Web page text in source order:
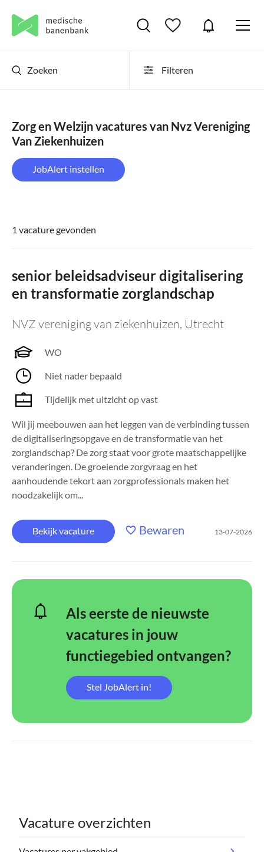
Zoeken Filteren
Zorg en Welzijn vacatures van Nvz Vereniging
Van Ziekenhuizen
JobAlert instellen
1 vacature gevonden
senior beleidsadviseur digitalisering
en transformatie zorglandschap
NVZ vereniging van ziekenhuizen, Utrecht
WO
Niet nader bepaald
Tijdelijk met uitzicht op vast
Wil jij meebouwen aan het leggen van de verbinding tussen
de digitaliseringsopgave en de transformatie van het
zorglandschap? De zorg staat voor grote maatschappelijke
veranderingen. De groeiende zorgvraag en het
aanhoudende tekort aan zorgprofessionals maken het
noodzakelijk om...
Bekijk vacature Bewaren 13-07-2026
Als eerste de nieuwste
vacatures in jouw
functiegebied ontvangen?
Stel JobAlert in!
Vacature overzichten